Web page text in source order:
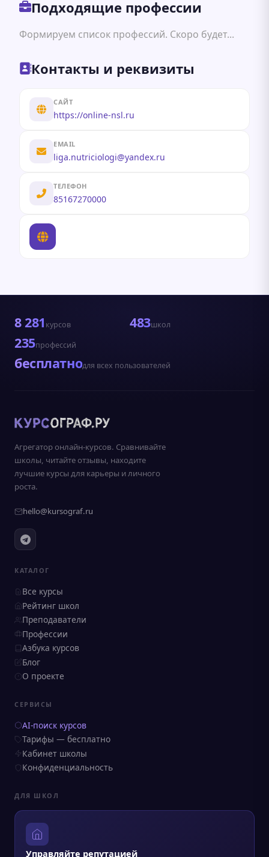
Подходящие профессии
Формируем список профессий. Скоро будет...
Контакты и реквизиты
САЙТ
https://online-nsl.ru
EMAIL
liga.nutriciologi@yandex.ru
ТЕЛЕФОН
85167270000
8 281 курсов 483школ
235профессий
бесплатнодля всех пользователей
Агрегатор онлайн-курсов. Сравнивайте
школы, читайте отзывы, находите
лучшие курсы для карьеры и личного
роста.
hello@kursograf.ru
КАТАЛОГ
Все курсы
Рейтинг школ
Преподаватели
Профессии
Азбука курсов
Блог
О проекте
СЕРВИСЫ
AI-поиск курсов
Тарифы — бесплатно
Кабинет школы
Конфиденциальность
ДЛЯ ШКОЛ
Управляйте репутацией